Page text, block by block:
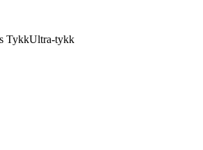
TykkUltra-tykk